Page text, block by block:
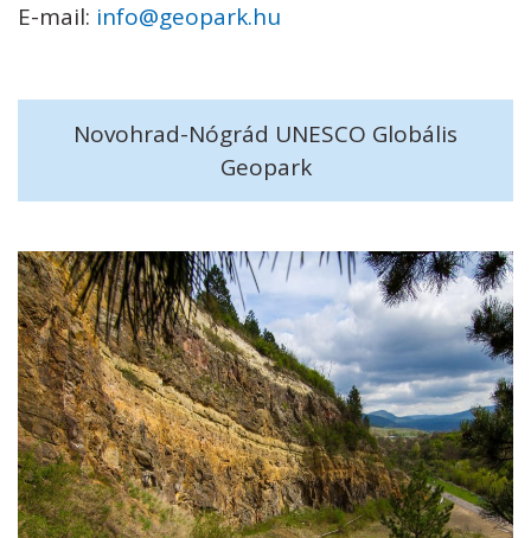
E-mail: info@geopark.hu
Novohrad-Nógrád UNESCO Globális
Geopark